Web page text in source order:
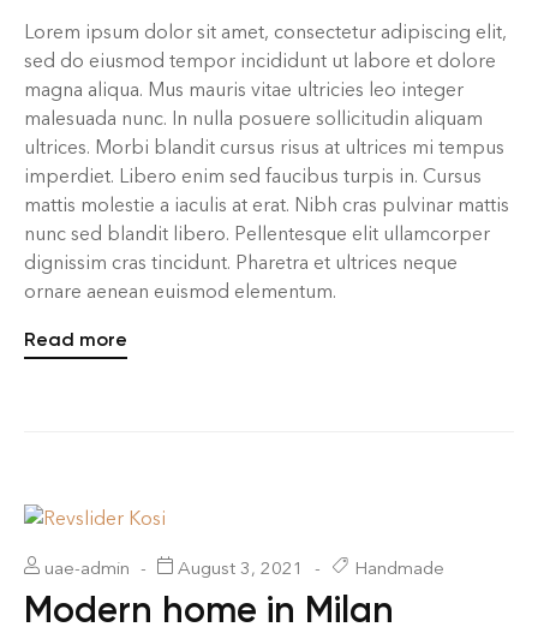
Lorem ipsum dolor sit amet, consectetur adipiscing elit,
sed do eiusmod tempor incididunt ut labore et dolore
magna aliqua. Mus mauris vitae ultricies leo integer
malesuada nunc. In nulla posuere sollicitudin aliquam
ultrices. Morbi blandit cursus risus at ultrices mi tempus
imperdiet. Libero enim sed faucibus turpis in. Cursus
mattis molestie a iaculis at erat. Nibh cras pulvinar mattis
nunc sed blandit libero. Pellentesque elit ullamcorper
dignissim cras tincidunt. Pharetra et ultrices neque
ornare aenean euismod elementum.
Read more
uae-admin August 3, 2021 Handmade
Modern home in Milan